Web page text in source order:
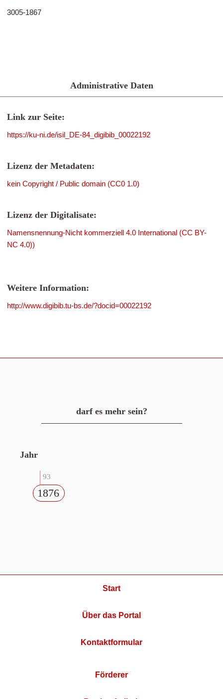
3005-1867
Administrative Daten
Link zur Seite:
https://ku-ni.de/isil_DE-84_digibib_00022192
Lizenz der Metadaten:
kein Copyright / Public domain (CC0 1.0)
Lizenz der Digitalisate:
Namensnennung-Nicht kommerziell 4.0 International (CC BY-
NC 4.0))
Weitere Information:
http://www.digibib.tu-bs.de/?docid=00022192
darf es mehr sein?
Jahr
93
1876
Start
Über das Portal
Kontaktformular
Förderer